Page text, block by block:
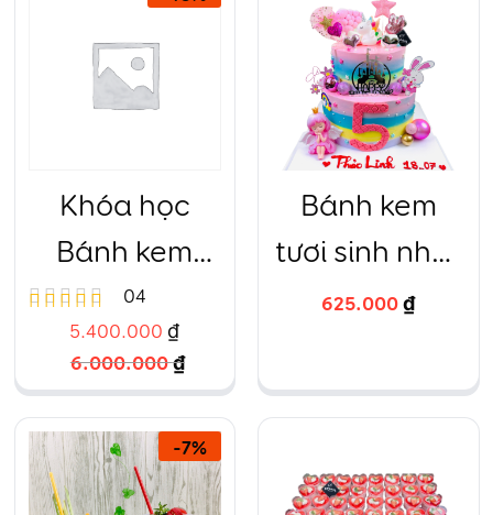
5 sao
Khóa học
Bánh kem
Trung cấp
Ngắn hạn
Được xếp
hạng
5.00
5 sao
04
5.400.000 ₫
6.000.000₫
Bánh kem
tươi sinh nhật
2 tầng ngựa
cầu vồng
15cm – 14
625.000₫
-7%